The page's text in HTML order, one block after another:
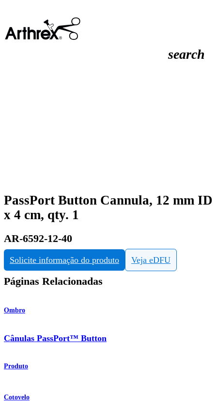
search
PassPort Button Cannula, 12 mm ID
x 4 cm, qty. 1
AR-6592-12-40
Solicite informação do produto Veja eDFU
Páginas Relacionadas
Ombro
Cânulas PassPort™ Button
Produto
Cotovelo